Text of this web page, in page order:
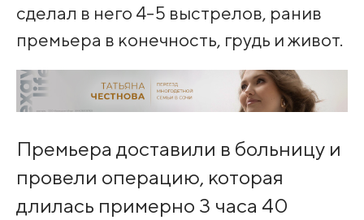
сделал в него 4-5 выстрелов, ранив
премьера в конечность, грудь и живот.
Премьера доставили в больницу и
провели операцию, которая
длилась примерно 3 часа 40